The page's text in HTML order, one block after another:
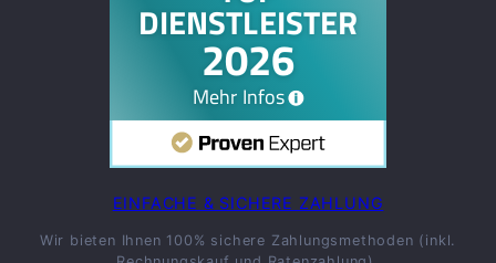
EINFACHE & SICHERE ZAHLUNG
Wir bieten Ihnen 100% sichere Zahlungsmethoden (inkl.